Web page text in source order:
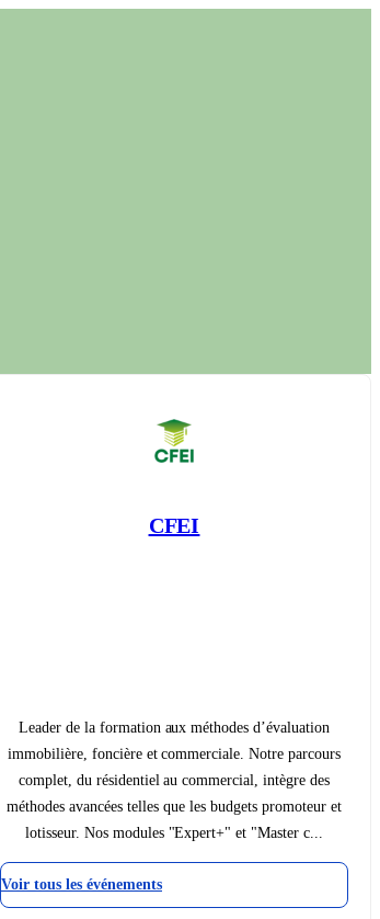
CFEI
Leader de la formation aux méthodes d’évaluation
immobilière, foncière et commerciale. Notre parcours
complet, du résidentiel au commercial, intègre des
méthodes avancées telles que les budgets promoteur et
lotisseur. Nos modules "Expert+" et "Master c...
Voir tous les événements